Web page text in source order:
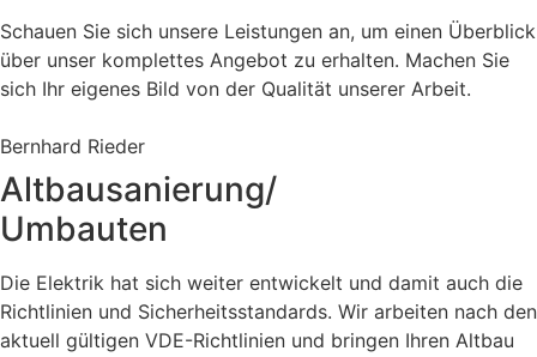
Schauen Sie sich unsere Leistungen an, um einen Überblick
über unser komplettes Angebot zu erhalten. Machen Sie
sich Ihr eigenes Bild von der Qualität unserer Arbeit.
Bernhard Rieder
Altbausanierung/
Umbauten
Die Elektrik hat sich weiter entwickelt und damit auch die
Richtlinien und Sicherheitsstandards. Wir arbeiten nach den
aktuell gültigen VDE-Richtlinien und bringen Ihren Altbau